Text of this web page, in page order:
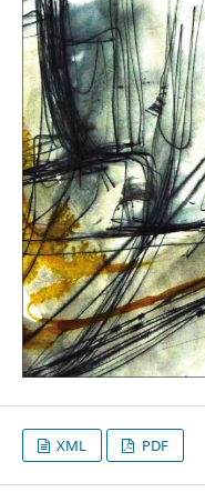
XML PDF